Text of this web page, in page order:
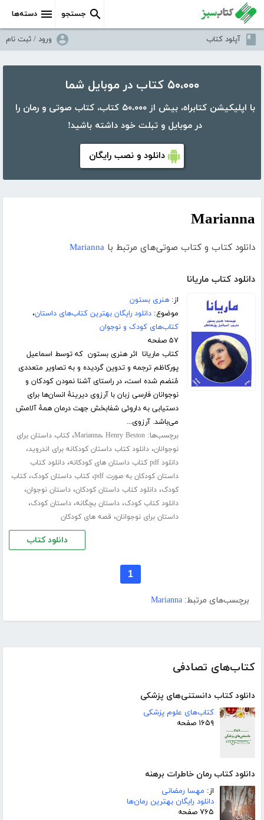
دسته‌ها جستجو
آپلود کتاب ورود / ثبت نام
۵۰،۰۰۰ کتاب در موبایل شما
با اپلیکیشن کتابراه، بیش از ۵۰،۰۰۰ کتاب، کتاب صوتی و رمان را
در موبایل و تبلت خود داشته باشید!
دانلود و نصب رایگان
کتاب‌های تصادفی
دانلود کتاب دانستنی‌های پزشکی
کتاب‌های علوم پزشکی
۱۶۵۹ صفحه
دانلود کتاب رمان خاطرات برهنه
از: مهسا رمضانی
دانلود رایگان بهترین رمان‌ها
۷۶۵ صفحه
Marianna
دانلود کتاب و کتاب صوتی‌های مرتبط با Marianna
دانلود کتاب ماریانا
از:هنری بستون
موضوع:دانلود رایگان بهترین کتاب‌های داستان،
کتاب‌های کودک و نوجوان
۵۷ صفحه
کتاب ماریانا اثر هنری بستون که توسط اسماعیل
پورکاظم ترجمه و تدوین گردیده و به تصاویر متعددی
مُنضم شده است، در راستای آشنا نمودن کودکان و
نوجوانان فارسی زبان با آرزوی دیرینۀ انسان‌ها برای
دستیابی به داروئی شفابخش جهت درمان همۀ آلامش
می‌باشد. آرزوی...
برچسب‌ها:
Marianna، Henry Beston ،کتاب داستان برای
نوجوانان،دانلود کتاب داستان کودکانه برای اندروید،
دانلود pdf کتاب داستان های کودکانه ،دانلود کتاب
داستان کودکان به صورت pdf
،کتاب داستان کودک،کتاب
کودک،دانلود کتاب داستان کودکان،داستان نوجوان،
دانلود کتاب کودک،داستان بچگانه،داستان کودک،
داستان برای نوجوانان، قصه های کودکان
دانلود کتاب
1
برچسب‌های مرتبط: Marianna